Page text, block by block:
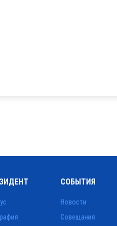
СОБЫТИЯ
Новости
Совещания